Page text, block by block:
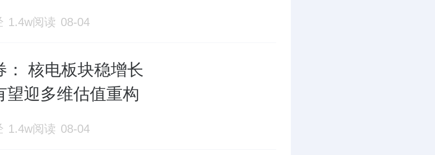
1.4w阅读 08-04
： 核电板块稳增长
望迎多维估值重构
1.4w阅读 08-04